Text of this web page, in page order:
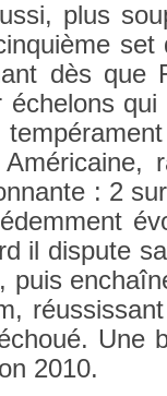
plus
set
dès que
: 2
il dis­pute
puis
Une
2010.